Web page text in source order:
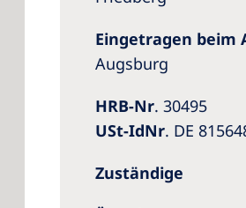
Eingetragen beim
Augsburg
HRB-Nr. 30495
USt-IdNr. DE
Zuständige